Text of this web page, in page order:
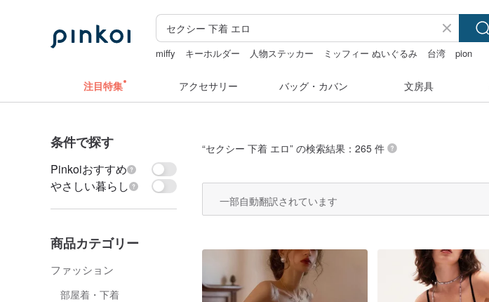
miffy キーホルダー 人物ステッカー ミッフィー ぬいぐるみ 台湾
pion
注目特集 アクセサリー バッグ・カバン 文房具
条件で探す
Pinkoiおすすめ
やさしい暮らし
商品カテゴリー
ファッション
部屋着・下着
“セクシー 下着 エロ” の検索結果：265 件
一部自動翻訳されています